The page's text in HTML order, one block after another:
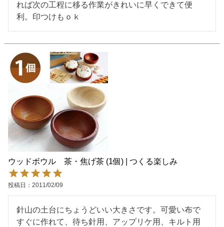
れば次の工程に移る作業がきれいに早くできて便
ウッドボウル 茶・焦げ茶 (1個) | つくる楽しみ
投稿日 2011/02/09
針山の土台にちょうどいい大きさです。可愛い布で
すぐに作れて、待ち針用、アップリケ用、キルト用